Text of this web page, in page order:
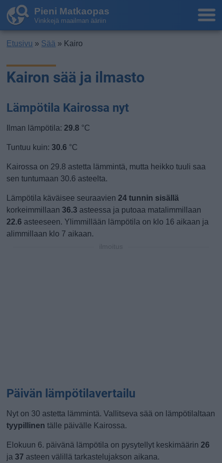
Pieni Matkaopas
Vinkkejä maailman ääriin
Etusivu » Sää » Kairo
Kairon sää ja ilmasto
Lämpötila Kairossa nyt
Ilman lämpötila:29.8 °C
Tuntuu kuin:30.6 °C
Kairossa on 29.8 astetta lämmintä, mutta heikko tuuli saa
sen tuntumaan 30.6 asteelta.
Lämpötila käväisee seuraavien24 tunnin sisällä
korkeimmillaan36.3 asteessa ja putoaa matalimmillaan
22.6 asteeseen. Ylimmillään lämpötila on klo 16 aikaan ja
alimmillaan klo 7 aikaan.
Päivän lämpötilavertailu
Nyt on 30 astetta lämmintä. Vallitseva sää on lämpötilaltaan
tyypillinen tälle päivälle Kairossa.
Elokuun 6. päivänä lämpötila on pysytellyt keskimäärin26
ja37 asteen välillä tarkastelujakson aikana.